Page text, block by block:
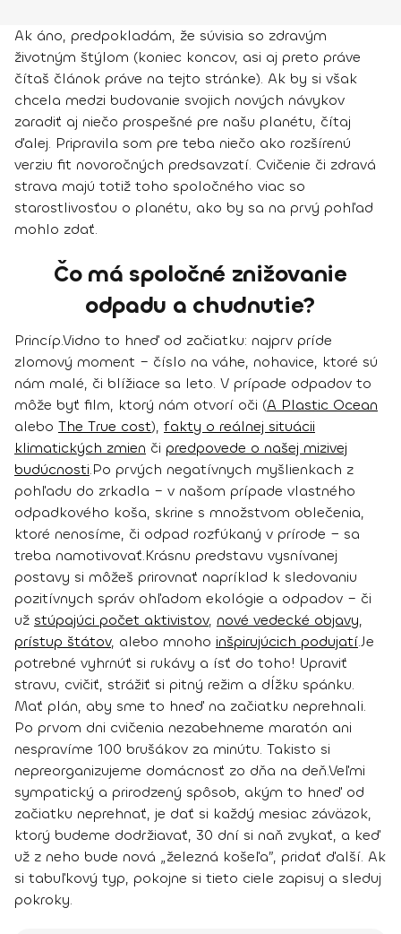
Ak áno, predpokladám, že súvisia so zdravým
životným štýlom (koniec koncov, asi aj preto práve
čítaš článok práve na tejto stránke). Ak by si však
chcela medzi budovanie svojich nových návykov
zaradiť aj niečo prospešné pre našu planétu, čítaj
ďalej. Pripravila som pre teba niečo ako rozšírenú
verziu fit novoročných predsavzatí. Cvičenie či zdravá
strava majú totiž toho spoločného viac so
starostlivosťou o planétu, ako by sa na prvý pohľad
mohlo zdať.
Čo má spoločné znižovanie
odpadu a chudnutie?
Princíp.Vidno to hneď od začiatku: najprv príde
zlomový moment – číslo na váhe, nohavice, ktoré sú
nám malé, či blížiace sa leto. V prípade odpadov to
môže byť film, ktorý nám otvorí oči (A Plastic Ocean
alebo The True cost), fakty o reálnej situácii
klimatických zmien či predpovede o našej mizivej
budúcnosti.Po prvých negatívnych myšlienkach z
pohľadu do zrkadla – v našom prípade vlastného
odpadkového koša, skrine s množstvom oblečenia,
ktoré nenosíme, či odpad rozfúkaný v prírode − sa
treba namotivovať.Krásnu predstavu vysnívanej
postavy si môžeš prirovnať napríklad k sledovaniu
pozitívnych správ ohľadom ekológie a odpadov – či
už stúpajúci počet aktivistov, nové vedecké objavy,
prístup štátov, alebo mnoho inšpirujúcich podujatí.Je
potrebné vyhrnúť si rukávy a ísť do toho! Upraviť
stravu, cvičiť, strážiť si pitný režim a dĺžku spánku.
Mať plán, aby sme to hneď na začiatku neprehnali.
Po prvom dni cvičenia nezabehneme maratón ani
nespravíme 100 brušákov za minútu. Takisto si
nepreorganizujeme domácnosť zo dňa na deň.Veľmi
sympatický a prirodzený spôsob, akým to hneď od
začiatku neprehnať, je dať si každý mesiac záväzok,
ktorý budeme dodržiavať, 30 dní si naň zvykať, a keď
už z neho bude nová „železná košeľa”, pridať ďalší. Ak
si tabuľkový typ, pokojne si tieto ciele zapisuj a sleduj
pokroky.